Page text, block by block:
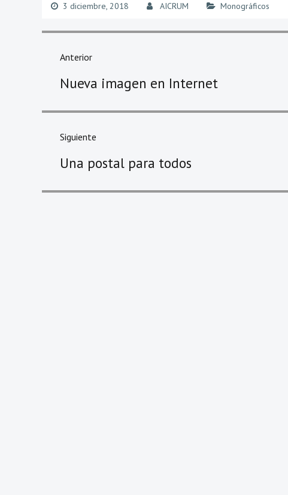
3 diciembre, 2018 AICRUM Monográficos
Anterior
Nueva imagen en Internet
Siguiente
Una postal para todos